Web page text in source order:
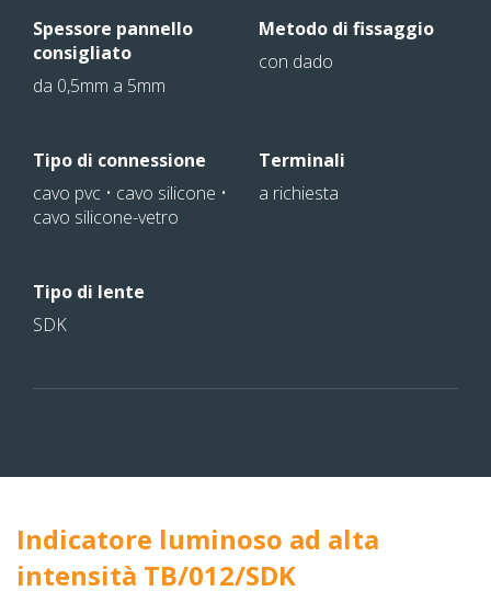
Spessore pannello
consigliato
da 0,5mm a 5mm
Metodo di fissaggio
con dado
Tipo di connessione
cavo pvc • cavo silicone •
cavo silicone-vetro
Terminali
a richiesta
Tipo di lente
SDK
Indicatore luminoso ad alta
intensità TB/012/SDK